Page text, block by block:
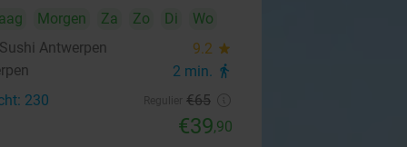
Morgen Za Zo Di
Wo
Antwerpen
9.2 star
2 min. directions_walk
230 €65
€39,90